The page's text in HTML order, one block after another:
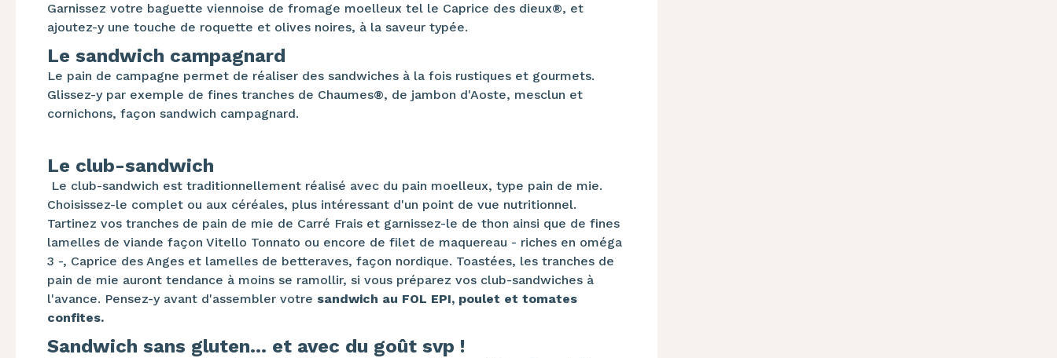
Garnissez votre baguette viennoise de fromage moelleux tel le Caprice des dieux®, et
ajoutez-y une touche de roquette et olives noires, à la saveur typée.
Le sandwich campagnard
Le pain de campagne permet de réaliser des sandwiches à la fois rustiques et gourmets.
Glissez-y par exemple de fines tranches de Chaumes®, de jambon d'Aoste, mesclun et
cornichons, façon sandwich campagnard.
Le club-sandwich
Le club-sandwich est traditionnellement réalisé avec du pain moelleux, type pain de mie.
Choisissez-le complet ou aux céréales, plus intéressant d'un point de vue nutritionnel.
Tartinez vos tranches de pain de mie de Carré Frais et garnissez-le de thon ainsi que de fines
lamelles de viande façon Vitello Tonnato ou encore de filet de maquereau - riches en oméga
3 -, Caprice des Anges et lamelles de betteraves, façon nordique. Toastées, les tranches de
pain de mie auront tendance à moins se ramollir, si vous préparez vos club-sandwiches à
l'avance. Pensez-y avant d'assembler votre sandwich au FOL EPI, poulet et tomates
confites.
Sandwich sans gluten... et avec du goût svp !